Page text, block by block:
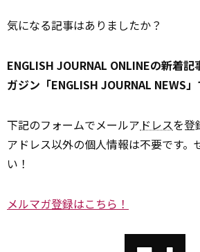
気になる記事はありましたか？
ENGLISH JOURNAL ONLINEの新着
ガジン「ENGLISH JOURNAL NEWS
下記のフォームでメールア ドレスを登
アドレス以外の個人情報は不要です。
い！
メルマガ登録はこちら！